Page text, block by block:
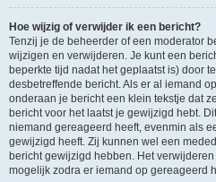
Hoe wijzig of verwijder ik een bericht?
Tenzij je de beheerder of een moderator
wijzigen en verwijderen. Je kunt een
beperkte tijd nadat het geplaatst is) door
desbetreffende bericht. Als er al iemand
onderaan je bericht een klein tekstje dat
bericht voor het laatst je gewijzigd hebt.
niemand gereageerd heeft, evenmin als
gewijzigd heeft. Zij kunnen wel een
bericht gewijzigd hebben. Het
mogelijk zodra er iemand op gereageerd